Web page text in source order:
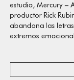
estudio, Mercury –
productor Rick
abandona las
extremos